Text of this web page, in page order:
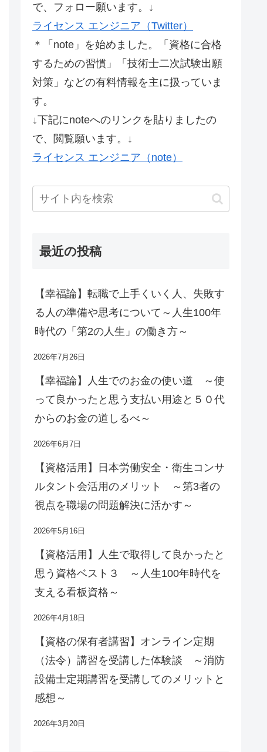
で、フォロー願います。↓
ライセンス エンジニア（Twitter）
＊「note」を始めました。「資格に合格
するための習慣」「技術士二次試験出願
対策」などの有料情報を主に扱っていま
す。
↓下記にnoteへのリンクを貼りましたの
で、閲覧願います。↓
ライセンス エンジニア（note）
最近の投稿
【幸福論】転職で上手くいく人、失敗す
る人の準備や思考について～人生100年
時代の「第2の人生」の働き方～
2026年7月26日
【幸福論】人生でのお金の使い道 ～使
って良かったと思う支払い用途と５０代
からのお金の道しるべ～
2026年6月7日
【資格活用】日本労働安全・衛生コンサ
ルタント会活用のメリット ～第3者の
視点を職場の問題解決に活かす～
2026年5月16日
【資格活用】人生で取得して良かったと
思う資格ベスト３ ～人生100年時代を
支える看板資格～
2026年4月18日
【資格の保有者講習】オンライン定期
（法令）講習を受講した体験談 ～消防
設備士定期講習を受講してのメリットと
感想～
2026年3月20日